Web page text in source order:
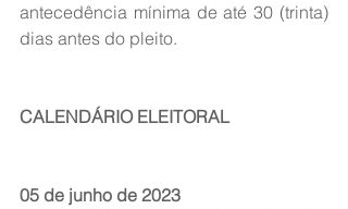
antecedência mínima de até 30 (trinta)
dias antes do pleito.
CALENDÁRIO ELEITORAL
05 de junho de 2023